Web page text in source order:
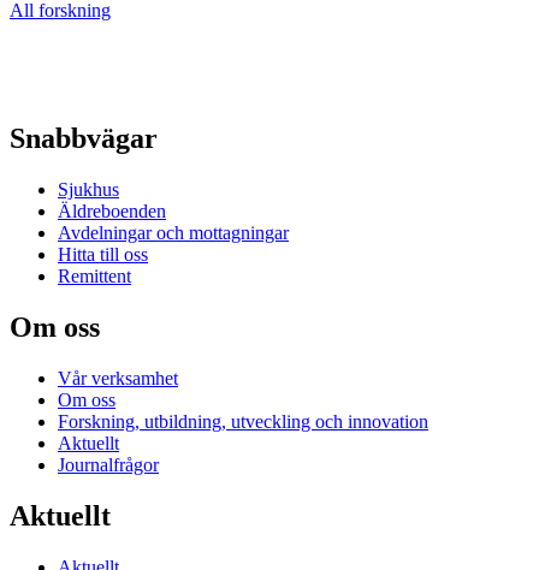
All forskning
Snabbvägar
Sjukhus
Äldreboenden
Avdelningar och mottagningar
Hitta till oss
Remittent
Om oss
Vår verksamhet
Om oss
Forskning, utbildning, utveckling och innovation
Aktuellt
Journalfrågor
Aktuellt